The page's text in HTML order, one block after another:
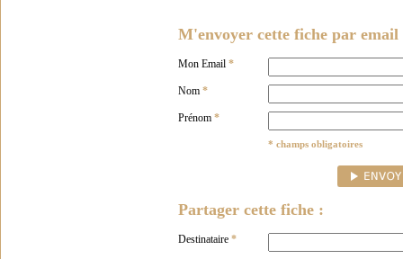
M'envoyer cette fiche par email
Mon Email *
Nom *
Prénom *
* champs obligatoires
Partager cette fiche :
Destinataire *